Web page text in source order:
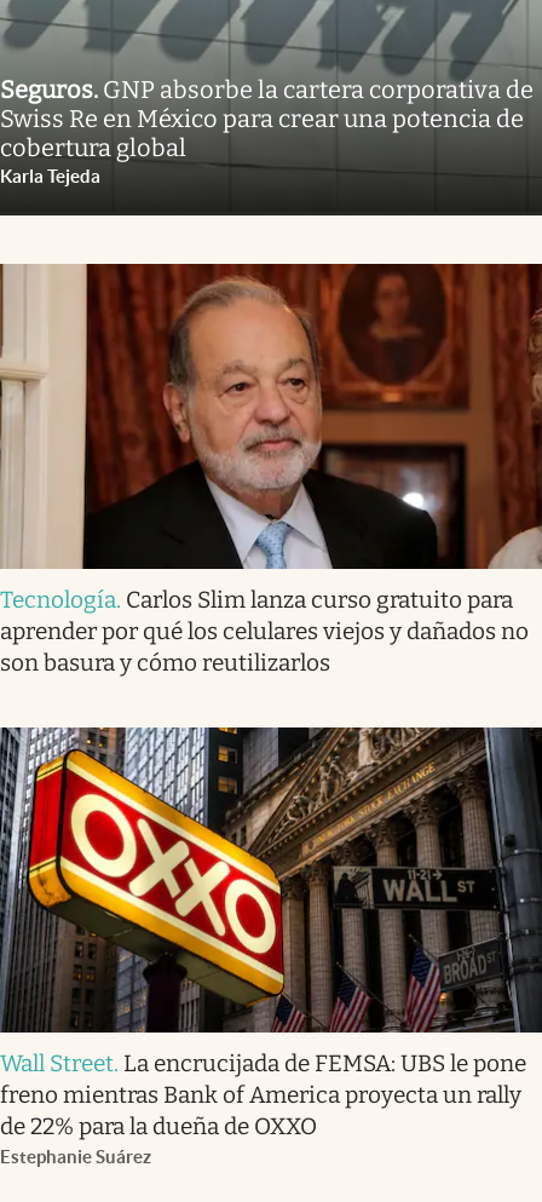
Seguros. GNP absorbe la cartera corporativa de
Swiss Re en México para crear una potencia de
cobertura global
Karla Tejeda
Tecnología. Carlos Slim lanza curso gratuito para
aprender por qué los celulares viejos y dañados no
son basura y cómo reutilizarlos
Wall Street. La encrucijada de FEMSA: UBS le pone
freno mientras Bank of America proyecta un rally
de 22% para la dueña de OXXO
Estephanie Suárez